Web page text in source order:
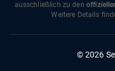
ausschließlich zu den
Weitere Details
© 2026